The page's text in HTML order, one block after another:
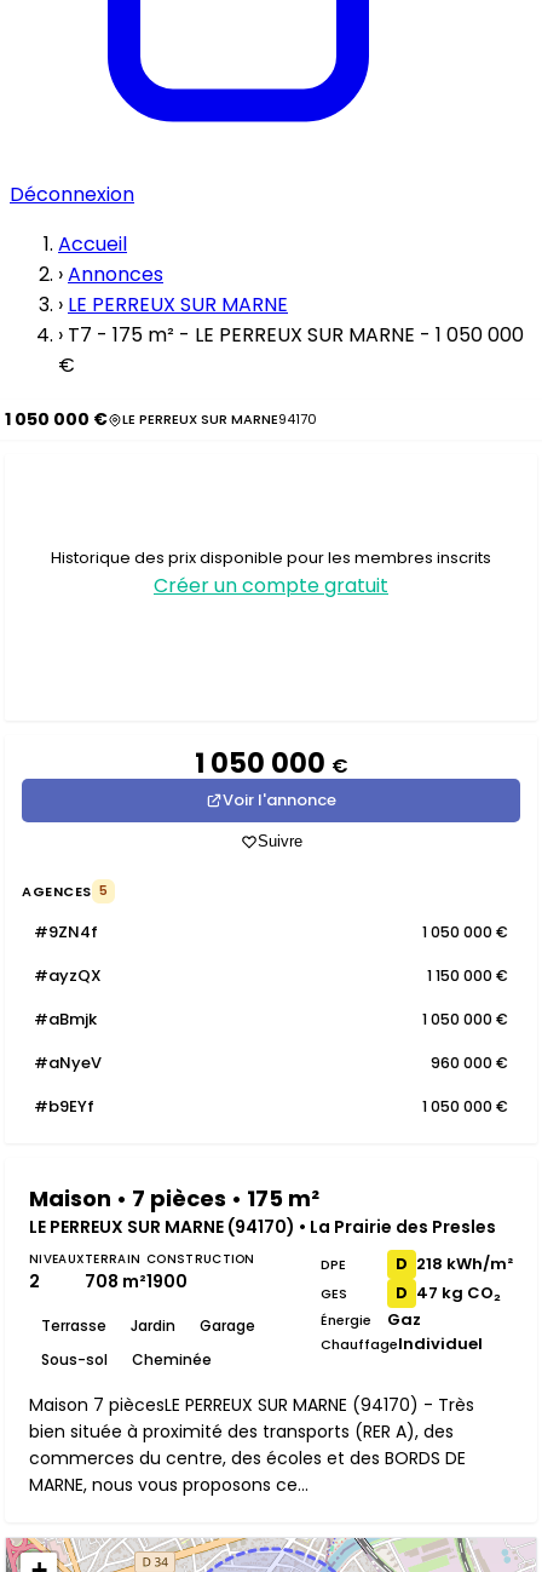
Déconnexion
Accueil
›Annonces
› LE PERREUX SUR MARNE
› T7 - 175 m² - LE PERREUX SUR MARNE - 1 050 000
€
1 050 000 € LE PERREUX SUR MARNE94170
Historique des prix disponible pour les membres inscrits
Créer un compte gratuit
1 050 000 €
Voir l'annonce
Suivre
AGENCES 5
#9ZN4f 1 050 000 €
#ayzQX 1 150 000 €
#aBmjk 1 050 000 €
#aNyeV 960 000 €
#b9EYf 1 050 000 €
Maison • 7 pièces • 175 m²
LE PERREUX SUR MARNE (94170) • La Prairie des Presles
NIVEAUX
2
TERRAIN
708 m²
CONSTRUCTION
1900
Terrasse Jardin
Garage
Sous-sol
Cheminée
DPE D 218 kWh/m²
GES D 47 kg CO₂
Énergie Gaz
ChauffageIndividuel
Maison 7 piècesLE PERREUX SUR MARNE (94170) - Très
bien située à proximité des transports (RER A), des
commerces du centre, des écoles et des BORDS DE
MARNE, nous vous proposons ce...